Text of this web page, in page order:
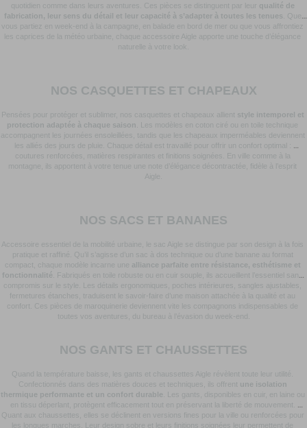
quotidien comme dans leurs aventures. Ces pièces se distinguent par leur qualité de
fabrication, leur sens du détail et leur capacité à s’adapter à toutes les tenues . Que
vous partiez en week-end à la campagne, en balade en bord de mer ou que vous affrontiez
les caprices de la météo urbaine, chaque accessoire Aigle apporte une touche d’élégance
naturelle à votre look.
NOS CASQUETTES ET CHAPEAUX
Pensées pour protéger et sublimer, nos casquettes et chapeaux allient style intemporel et
protection adaptée à chaque saison . Les modèles en coton ciré ou en toile technique
accompagnent les journées ensoleillées, tandis que les chapeaux imperméables deviennent
les alliés des jours de pluie. Chaque détail est travaillé pour offrir un confort optimal :
coutures renforcées, matières respirantes et finitions soignées. En ville comme à la
montagne, ils apportent à votre tenue une note d’élégance décontractée, fidèle à l’esprit
Aigle.
NOS SACS ET BANANES
Accessoire essentiel de la mobilité urbaine, le sac Aigle se distingue par son design à la fois
pratique et raffiné. Qu’il s’agisse d’un sac à dos technique ou d’une banane au format
compact, chaque modèle incarne une
alliance parfaite entre résistance, esthétisme et
fonctionnalité . Fabriqués en toile robuste ou en cuir souple, ils accueillent l’essentiel sans
compromis sur le style. Les détails ergonomiques, poches intérieures, sangles ajustables,
fermetures étanches, traduisent le savoir-faire d’une maison attachée à la qualité et au
confort. Ces pièces de maroquinerie deviennent vite les compagnons indispensables de
toutes vos aventures, du bureau à l’évasion du week-end.
NOS GANTS ET CHAUSSETTES
Quand la température baisse, les gants et chaussettes Aigle révèlent toute leur utilité.
Confectionnés dans des matières douces et techniques, ils offrent une isolation
thermique performante et un confort durable . Les gants, disponibles en cuir, en laine ou
en tissu déperlant, protègent efficacement tout en préservant la liberté de mouvement.
Quant aux chaussettes, elles se déclinent en versions fines pour la ville ou renforcées pour
les longues marches. Leur design sobre et leurs finitions soignées leur permettent de